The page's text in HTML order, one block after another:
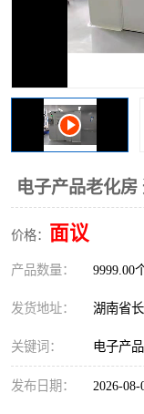
电子产品老化
价格： 面议
产品数量： 9999.00
发货地址： 湖南省
关键词： 电子产
发布日期： 2026-08-